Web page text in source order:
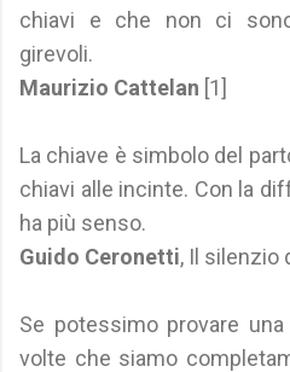
chiavi e che non ci
girevoli.
Maurizio Cattelan [1]
La chiave è simbolo del
chiavi alle incinte. Con la
ha più senso.
Guido Ceronetti, Il silenzio
Se potessimo provare
volte che siamo